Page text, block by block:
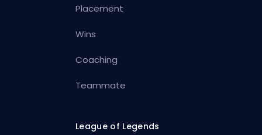
Placement
Wins
Coaching
Teammate
League of Legends